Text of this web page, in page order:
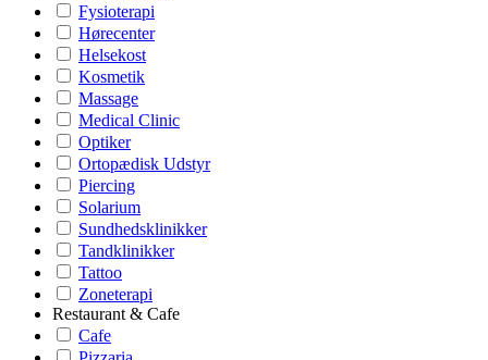
Fysioterapi
Hørecenter
Helsekost
Kosmetik
Massage
Medical Clinic
Optiker
Ortopædisk Udstyr
Piercing
Solarium
Sundhedsklinikker
Tandklinikker
Tattoo
Zoneterapi
Restaurant & Cafe
Cafe